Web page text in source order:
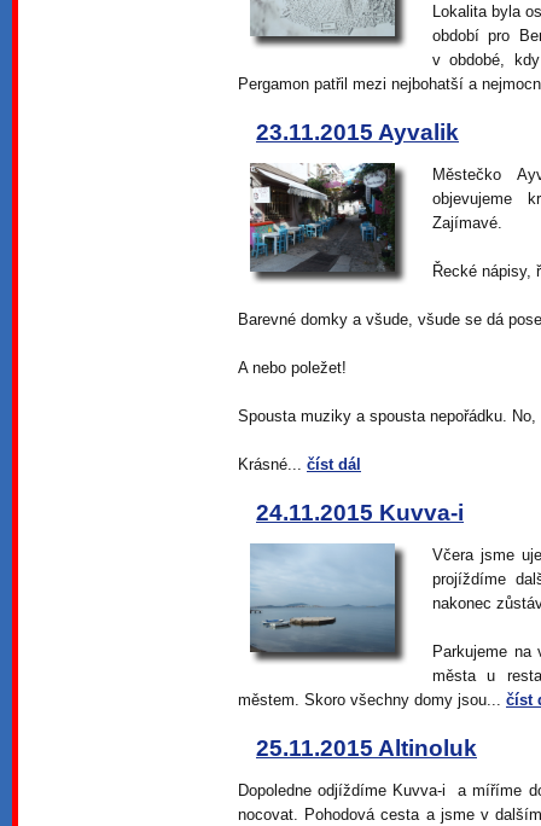
Lokalita byla
období pro
v obdobé,
Pergamon patřil mezi nejbohatší a
23.11.2015 Ayvalik
Městečko
objevujeme
Zajímavé.
Řecké nápisy,
Barevné domky a všude, všude se dá
A nebo poležet!
Spousta muziky a spousta nepořádku.
Krásné... číst dál
24.11.2015 Kuvva-i
Včera jsme
projíždíme
nakonec
Parkujeme na
města u
městem. Skoro všechny domy jsou... číst
25.11.2015 Altinoluk
Dopoledne odjíždíme Kuvva-i a míříme
nocovat. Pohodová cesta a jsme v